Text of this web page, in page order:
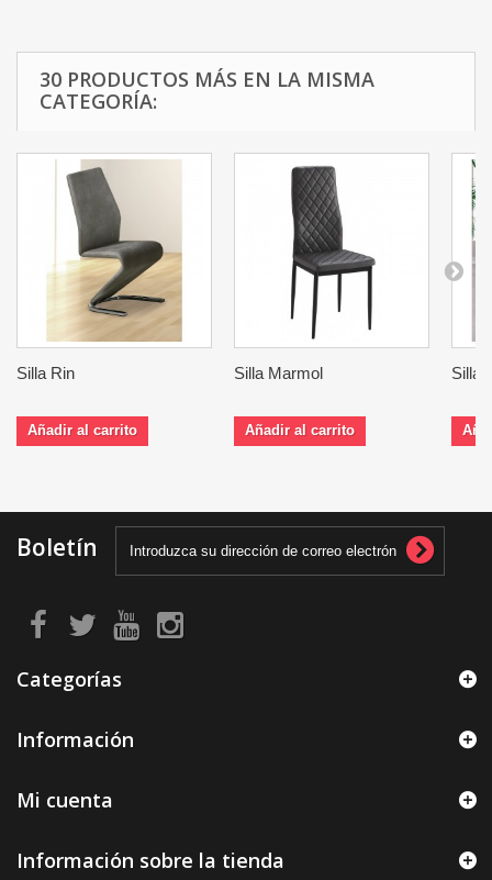
30 PRODUCTOS MÁS EN LA MISMA
CATEGORÍA:
Silla Rin
Añadir al carrito
Silla Marmol
Añadir al carrito
Silla
Boletín
Categorías
Información
Mi cuenta
Información sobre la tienda